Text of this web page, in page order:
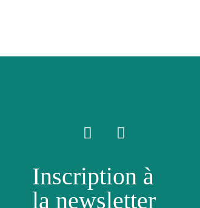
Inscription à
la newsletter